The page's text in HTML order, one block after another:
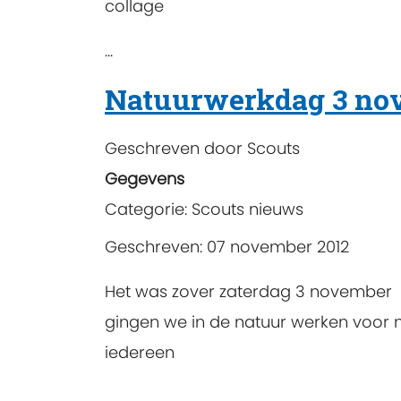
collage
...
Natuurwerkdag 3
Geschreven door Scouts
Gegevens
Categorie: Scouts nieuws
Geschreven: 07 november 2012
Het was zover zaterdag 3 november
gingen we in de natuur werken voor
iedereen